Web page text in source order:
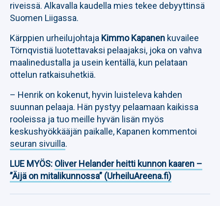
riveissä. Alkavalla kaudella mies tekee debyyttinsä
Suomen Liigassa.
Kärppien urheilujohtaja Kimmo Kapanen kuvailee
Törnqvistiä luotettavaksi pelaajaksi, joka on vahva
maalinedustalla ja usein kentällä, kun pelataan
ottelun ratkaisuhetkiä.
– Henrik on kokenut, hyvin luisteleva kahden
suunnan pelaaja. Hän pystyy pelaamaan kaikissa
rooleissa ja tuo meille hyvän lisän myös
keskushyökkääjän paikalle, Kapanen kommentoi
seuran sivuilla.
LUE MYÖS: Oliver Helander heitti kunnon kaaren –
”Äijä on mitalikunnossa” (UrheiluAreena.fi)